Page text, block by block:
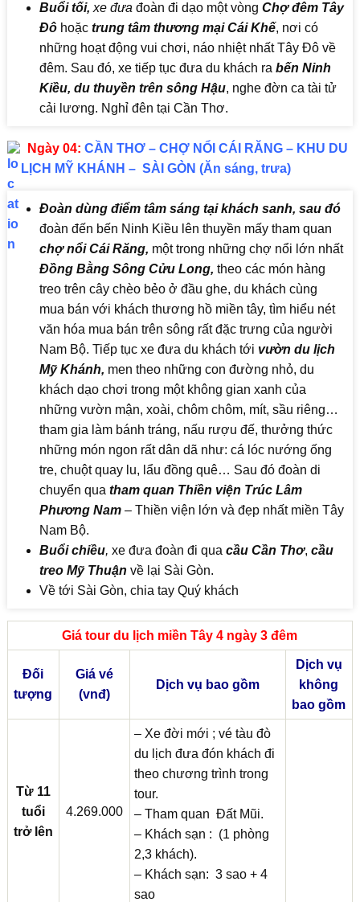
Buổi tối, xe đưa đoàn đi dạo một vòng Chợ đêm Tây
Đô hoặc trung tâm thương mại Cái Khế, nơi có
những hoạt động vui chơi, náo nhiệt nhất Tây Đô về
đêm. Sau đó, xe tiếp tục đưa du khách ra bến Ninh
Kiều, du thuyền trên sông Hậu, nghe đờn ca tài tử
cải lương. Nghỉ đên tại Cần Thơ.
Ngày 04: CẦN THƠ – CHỢ NỔI CÁI RĂNG – KHU DU
LỊCH MỸ KHÁNH – SÀI GÒN (Ăn sáng, trưa)
Đoàn dùng điểm tâm sáng tại khách sanh, sau đó
đoàn đến bến Ninh Kiều lên thuyền mấy tham quan
chợ nổi Cái Răng, một trong những chợ nổi lớn nhất
Đồng Bằng Sông Cửu Long, theo các món hàng
treo trên cây chèo bẻo ở đầu ghe, du khách cùng
mua bán với khách thương hồ miền tây, tìm hiểu nét
văn hóa mua bán trên sông rất đặc trưng của người
Nam Bộ. Tiếp tục xe đưa du khách tới vườn du lịch
Mỹ Khánh, men theo những con đường nhỏ, du
khách dạo chơi trong một không gian xanh của
những vườn mận, xoài, chôm chôm, mít, sầu riêng…
tham gia làm bánh tráng, nấu rượu đế, thưởng thức
những món ngon rất dân dã như: cá lóc nướng ống
tre, chuột quay lu, lẩu đồng quê… Sau đó đoàn di
chuyển qua tham quan Thiền viện Trúc Lâm
Phương Nam– Thiền viện lớn và đẹp nhất miền Tây
Nam Bộ.
Buổi chiều, xe đưa đoàn đi qua cầu Cần Thơ, cầu
treo Mỹ Thuận về lại Sài Gòn.
Về tới Sài Gòn, chia tay Quý khách
Giá tour du lịch miền Tây 4 ngày 3 đêm
Đối
tượng
Giá vé
(vnđ)
Dịch vụ bao gồm
Dịch vụ
không
bao gồm
Từ 11
tuổi
trở lên
4.269.000
– Xe đời mới ; vé tàu đò
du lịch đưa đón khách đi
theo chương trình trong
tour.
– Tham quan Đất Mũi.
– Khách sạn : (1 phòng
2,3 khách).
– Khách sạn: 3 sao + 4
sao